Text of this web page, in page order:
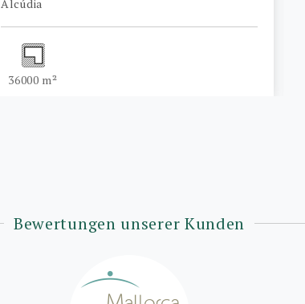
Alcúdia
36000 m²
Bewertungen unserer Kunden